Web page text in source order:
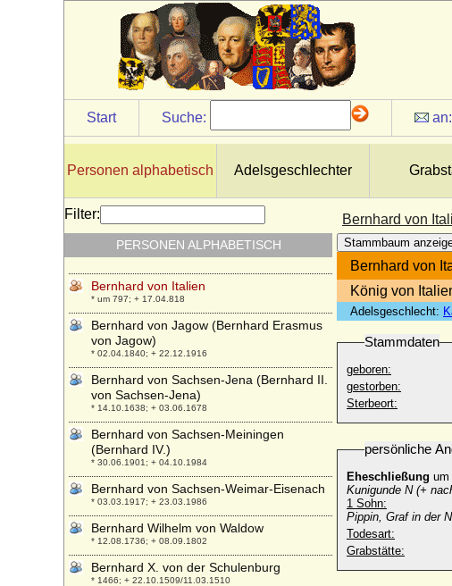
Start Suche: an:
Personen alphabetisch Adelsgeschlechter
Bernhard von
Stammbaum
Bernhard von
König von
Adelsgeschlecht:
Stammdaten
geboren:
gestorben:
Sterbeort:
persönliche
Eheschließung um
Kunigunde N (+
1 Sohn:
Pippin, Graf in der
Todesart:
Grabstätte:
Filter:
PERSONEN ALPHABETISCH
Bernhard VII. zur Lippe
* 1429; + 02.04.1511
Bernhard VIII. von der Schulenburg
(Bernhard der Lange von der
Schulenburg)
* um 1427 (auch vor 1410 gen.); + 1469 (um 1470)
Bernhard VIII. zur Lippe
Bernhard von Baden
* 27.05.1970;
Bernhard von Bismarck
* 24.07.1810; + 07.05.1893
Bernhard von der Marwitz
* 12.02.1824; + 31.03.1880
Bernhard von Italien
* um 797; + 17.04.818
Bernhard von Jagow (Bernhard Erasmus
von Jagow)
* 02.04.1840; + 22.12.1916
Bernhard von Sachsen-Jena (Bernhard II.
von Sachsen-Jena)
* 14.10.1638; + 03.06.1678
Bernhard von Sachsen-Meiningen
(Bernhard IV.)
* 30.06.1901; + 04.10.1984
Bernhard von Sachsen-Weimar-Eisenach
* 03.03.1917; + 23.03.1986
Bernhard Wilhelm von Waldow
* 12.08.1736; + 08.09.1802
Bernhard X. von der Schulenburg
* 1466; + 22.10.1509/11.03.1510